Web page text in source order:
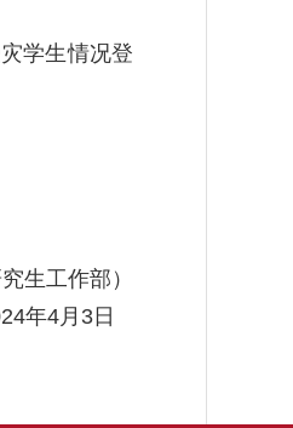
学生情况登
生工作部）
年4月 3 日